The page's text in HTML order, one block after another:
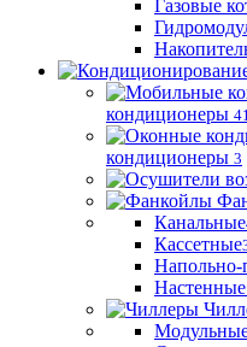
Газовые
кондиционеры
кондиционеры 3
Канальные
Кассетные
Напольно-
Настенные